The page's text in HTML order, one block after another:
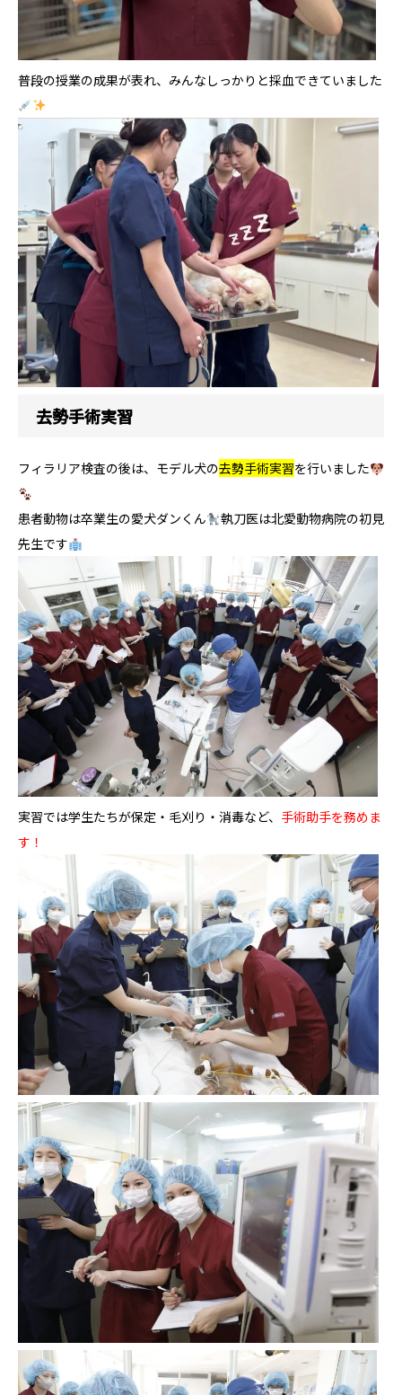
普段の授業の成果が表れ、みんなしっかりと採血できていました
去勢手術実習
フィラリア検査の後は、モデル犬の去勢手術実習を行いました
患者動物は卒業生の愛犬ダンくん
執刀医は北愛動物病院の初見
先生です
実習では学生たちが保定・毛刈り・消毒など、 手術助手を務めま
す！